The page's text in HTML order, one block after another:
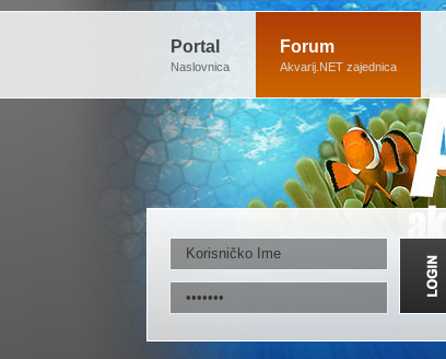
Portal
Naslovnica
Forum
Akvarij.NET zajednica